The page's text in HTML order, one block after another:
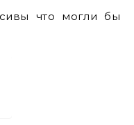
что могли бы